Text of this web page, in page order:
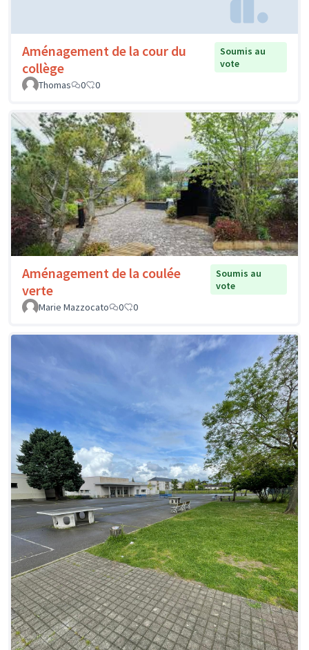
Aménagement de la cour du
collège
Soumis au
vote
Thomas
0 0
Aménagement de la coulée
verte
Soumis au
vote
Marie Mazzocato
0 0